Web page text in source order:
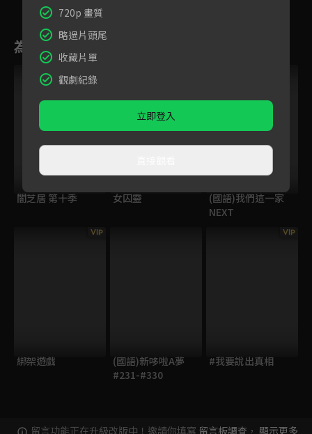
為您推薦
闇芝居 第十季 女囚靈
(國語)我們這一家
NEXT
VIP
綁架遊戲
(國語)新哆啦A夢
#231-#330
VIP
#我要說出真相
留言功能正在升級改版中！邀請你填寫 留言板調查 ， 顯示更多
720p 畫質
略過片頭尾
收藏片單
觀劇紀錄
立即登入